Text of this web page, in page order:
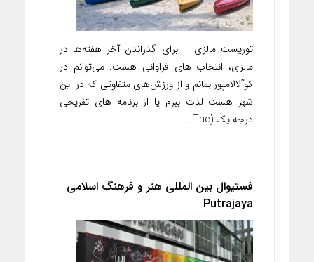
توریست مالزی – برای گذراندن آخر هفته‌ها در
مالزی، انتخاب های فراوانی هست. می‌توانم در
کوآلالامپور بمانم و از ورزش‌های متفاوتی که در این
شهر هست لذت ببرم یا از برنامه های تفریحی
درجه یک (The...
فستیوال بین المللی هنر و فرهنگ اسلامی
Putrajaya